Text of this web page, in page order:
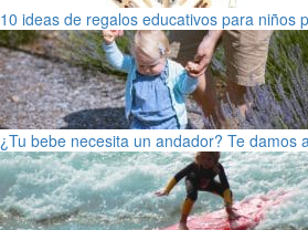
10 ideas de regalos educativos para niños
¿Tu bebe necesita un andador? Te damos